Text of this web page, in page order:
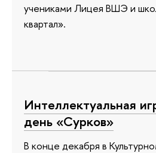
учениками Лицея ВШЭ и
квартал».
Интеллектуальная
день «Сурков»
В конце декабря в